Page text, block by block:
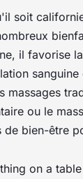
soit
il favorise
massages
ou le
de bien-être